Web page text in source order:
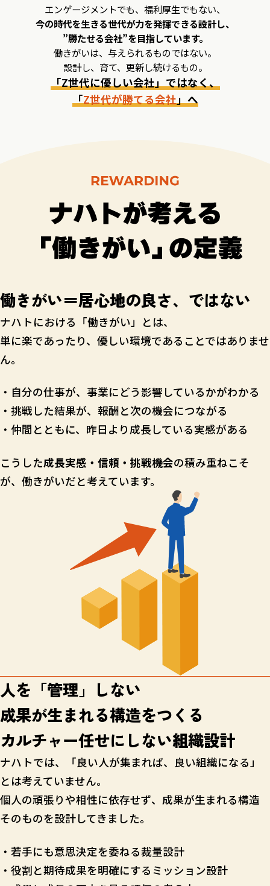
エンゲージメントでも、福利厚生でもない、
今の時代を生きる世代が力を発揮できる設計し、
”勝たせる会社”を目指しています。
働きがいは、与えられるものではない。
設計し、育て、更新し続けるもの。
「Z世代に優しい会社」ではなく、
「Z世代が勝てる会社 」へ
働きがい＝居心地の良さ、ではない
ナハトにおける「働きがい」とは、
単に楽であったり、優しい環境であることではありませ
ん。
・自分の仕事が、事業にどう影響しているかがわかる
・挑戦した結果が、報酬と次の機会につながる
・仲間とともに、昨日より成長している実感がある
こうした成長実感・信頼・挑戦機会の積み重ねこそ
が、働きがいだと考えています。
人を「管理」しない
成果が生まれる構造をつくる
カルチャー任せにしない組織設計
ナハトでは、「良い人が集まれば、良い組織になる」
とは考えていません。
個人の頑張りや相性に依存せず、成果が生まれる構造
そのものを設計してきました。
・若手にも意思決定を委ねる裁量設計
・役割と期待成果を明確にするミッション設計